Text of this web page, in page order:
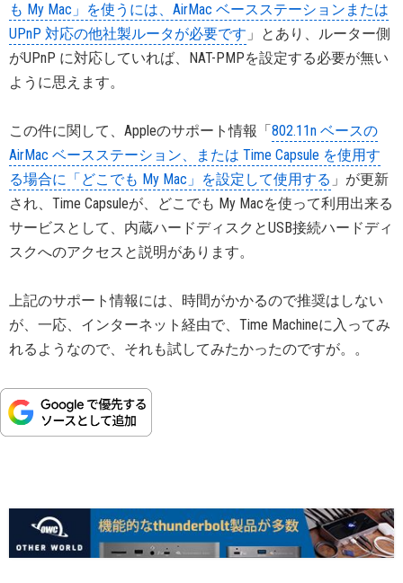
も My Mac」を使うには、AirMac ベースステーションまたは
UPnP 対応の他社製ルータが必要です 」とあり、ルーター側
がUPnP に対応していれば、NAT-PMPを設定する必要が無い
ように思えます。
この件に関して、Appleのサポート情報「802.11n ベースの
AirMac ベースステーション、または Time Capsule を使用す
る場合に「どこでも My Mac」を設定して使用する 」が更新
され、Time Capsuleが、どこでも My Macを使って利用出来る
サービスとして、内蔵ハードディスクとUSB接続ハードディ
スクへのアクセスと説明があります。
上記のサポート情報には、時間がかかるので推奨はしない
が、一応、インターネット経由で、Time Machineに入ってみ
れるようなので、それも試してみたかったのですが。。